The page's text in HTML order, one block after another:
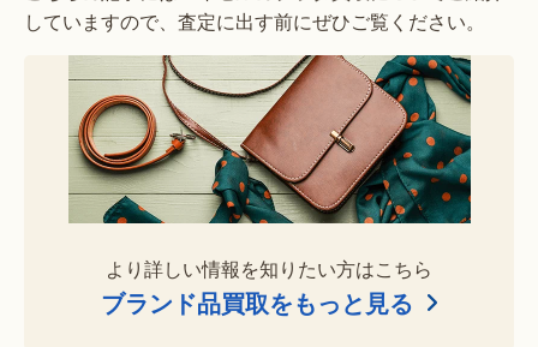
していますので、査定に出す前にぜひご覧ください。
より詳しい情報を知りたい方はこちら
ブランド品買取をもっと見る